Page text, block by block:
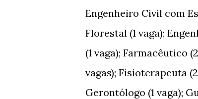
Engenheiro Civil com
Florestal (1 vaga);
(1 vaga); Farmacêutico
vagas); Fisioterapeuta
Gerontólogo (1 vaga);